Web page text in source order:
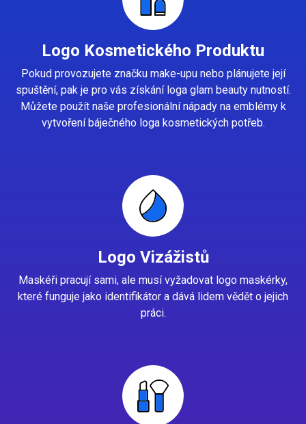
Logo Kosmetického Produktu
Pokud provozujete značku make-upu nebo plánujete její
spuštění, pak je pro vás získání loga glam beauty nutností.
Můžete použít naše profesionální nápady na emblémy k
vytvoření báječného loga kosmetických potřeb.
Logo Vizážistů
Maskéři pracují sami, ale musí vyžadovat logo maskérky,
které funguje jako identifikátor a dává lidem vědět o jejich
práci.